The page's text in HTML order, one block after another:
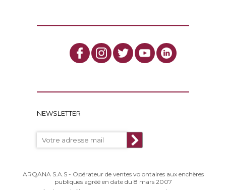
NEWSLETTER
ARQANA S.A.S - Opérateur de ventes volontaires aux enchères
publiques agréé en date du 8 mars 2007